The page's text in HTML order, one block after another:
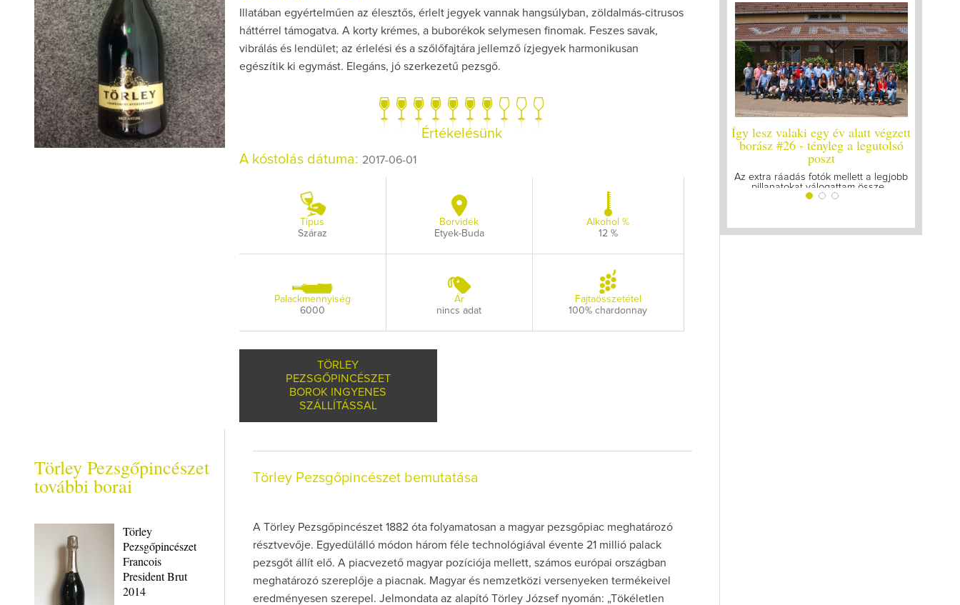
Illatában egyértelműen az élesztős, érlelt jegyek vannak hangsúlyban, zöldalmás-citrusos
háttérrel támogatva. A korty krémes, a buborékok selymesen finomak. Feszes savak,
vibrálás és lendület; az érlelési és a szőlőfajtára jellemző ízjegyek harmonikusan
egészítik ki egymást. Elegáns, jó szerkezetű pezsgő.
Értékelésünk
A kóstolás dátuma: 2017-06-01
Típus
Száraz
Borvidék
Etyek-Buda
Alkohol %
12 %
Palackmennyiség
6000
Ár
nincs adat
Fajtaösszetétel
100% chardonnay
TÖRLEY
PEZSGŐPINCÉSZET
BOROK INGYENES
SZÁLLÍTÁSSAL
Törley Pezsgőpincészet
további borai
Törley
Pezsgőpincészet
Francois
President Brut
2014
Törley Pezsgőpincészet bemutatása
A Törley Pezsgőpincészet 1882 óta folyamatosan a magyar pezsgőpiac meghatározó
résztvevője. Egyedülálló módon három féle technológiával évente 21 millió palack
pezsgőt állít elő. A piacvezető magyar pozíciója mellett, számos európai országban
meghatározó szereplője a piacnak. Magyar és nemzetközi versenyeken termékeivel
eredményesen szerepel. Jelmondata az alapító Törley József nyomán: „Tökéletlen
Az extra ráadás fotók mellett a legjobb
Így lesz valaki egy év alatt végzett
borász #25
Megírtuk a modulzáró vizsgákat, már
lázasan készülünk az utolsó...